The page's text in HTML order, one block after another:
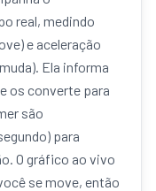
real, medindo
e aceleração
Ela informa
os converte para
são
para
O gráfico ao vivo
se move, então